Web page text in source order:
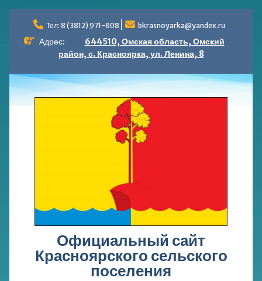
содержимому
Тел: 8 (3812) 971-808 bkrasnoyarka@yandex.ru
Адрес:
644510, Омская область, Омский
район, с. Красноярка, ул. Ленина, 8
Официальный сайт
Красноярского сельского
поселения